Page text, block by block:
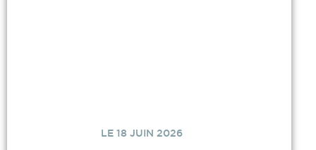
LE 18 JUIN 2026